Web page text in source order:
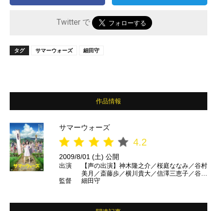
Twitter で
タグ サマーウォーズ 細田守
作品情報
サマーウォーズ
4.2
2009/8/01 (土) 公開
出演
【声の出演】神木隆之介／桜庭ななみ／谷村
美月／斎藤歩／横川貴大／信澤三恵子／谷川
清美／桐本琢也／佐々木睦／玉川紗己子／永
橋弥／高久ちぐさ／板倉光隆／仲里依紗／安
監督 細田守